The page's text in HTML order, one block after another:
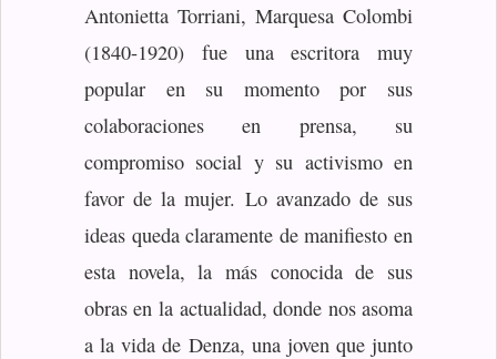
Antonietta Torriani, Marquesa Colombi
(1840-1920) fue una escritora muy
popular en su momento por sus
colaboraciones en prensa, su
compromiso social y su activismo en
favor de la mujer. Lo avanzado de sus
ideas queda claramente de manifiesto en
esta novela, la más conocida de sus
obras en la actualidad, donde nos asoma
a la vida de Denza, una joven que junto